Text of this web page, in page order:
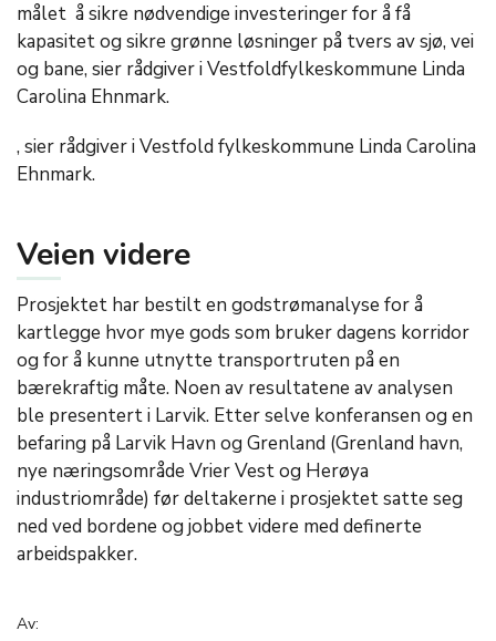
målet å sikre nødvendige investeringer for å få
kapasitet og sikre grønne løsninger på tvers av sjø, vei
og bane, sier rådgiver i Vestfoldfylkeskommune Linda
Carolina Ehnmark.
, sier rådgiver i Vestfold fylkeskommune Linda Carolina
Ehnmark.
Veien videre
Prosjektet har bestilt en godstrømanalyse for å
kartlegge hvor mye gods som bruker dagens korridor
og for å kunne utnytte transportruten på en
bærekraftig måte. Noen av resultatene av analysen
ble presentert i Larvik. Etter selve konferansen og en
befaring på Larvik Havn og Grenland (Grenland havn,
nye næringsområde Vrier Vest og Herøya
industriområde) før deltakerne i prosjektet satte seg
ned ved bordene og jobbet videre med definerte
arbeidspakker.
Av: